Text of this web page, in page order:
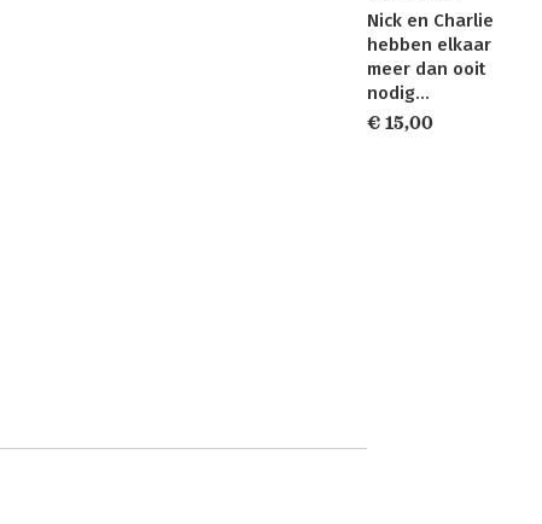
Nick en Charlie
hebben elkaar
meer dan ooit
nodig…
€ 15,00